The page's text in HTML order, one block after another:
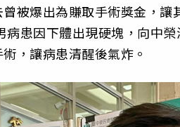
被爆出為賺取手術獎金，
患因下體出現硬塊，向中
，讓病患清醒後氣炸。